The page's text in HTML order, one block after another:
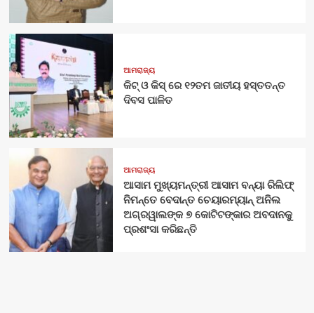
ଆମରାଜ୍ୟ
କିଟ୍‍ ଓ କିସ୍‍ ରେ ୧୨ତମ ଜାତୀୟ ହସ୍ତତନ୍ତ
ଦିବସ ପାଳିତ
ଆମରାଜ୍ୟ
ଆସାମ ମୁଖ୍ୟମନ୍ତ୍ରୀ ଆସାମ ବନ୍ୟା ରିଲିଫ୍
ନିମନ୍ତେ ବେଦାନ୍ତ ଚେୟାରମ୍ୟାନ୍ ଅନିଲ
ଅଗ୍ରୱାଲଙ୍କ ୭ କୋଟିଟଙ୍କାର ଅବଦାନକୁ
ପ୍ରଶଂସା କରିଛନ୍ତି